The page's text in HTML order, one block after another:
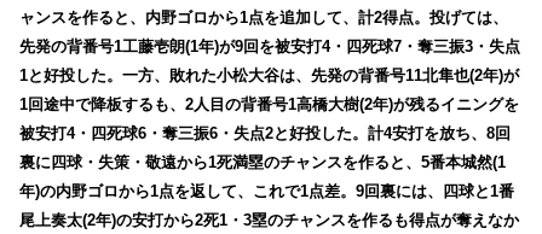
ャンスを作ると、内野ゴロから1点を追加して、計2得点。投げては、
先発の背番号1工藤壱朗(1年)が9回を被安打4・四死球7・奪三振3・失点
1と好投した。一方、敗れた小松大谷は、先発の背番号11北隼也(2年)が
1回途中で降板するも、2人目の背番号1高橋大樹(2年)が残るイニングを
被安打4・四死球6・奪三振6・失点2と好投した。計4安打を放ち、8回
裏に四球・失策・敬遠から1死満塁のチャンスを作ると、5番本城然(1
年)の内野ゴロから1点を返して、これで1点差。9回裏には、四球と1番
尾上奏太(2年)の安打から2死1・3塁のチャンスを作るも得点が奪えなか